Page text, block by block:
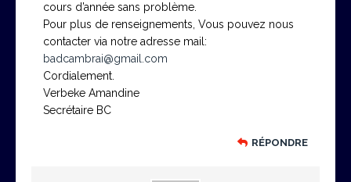
cours d’année sans problème.
Pour plus de renseignements, Vous pouvez nous
contacter via notre adresse mail:
badcambrai@gmail.com
Cordialement.
Verbeke Amandine
Secrétaire BC
RÉPONDRE